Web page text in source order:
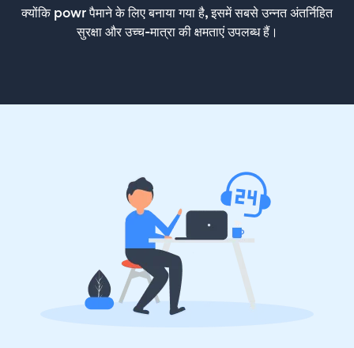
क्योंकि powr पैमाने के लिए बनाया गया है, इसमें सबसे उन्नत अंतर्निहित
सुरक्षा और उच्च-मात्रा की क्षमताएं उपलब्ध हैं।